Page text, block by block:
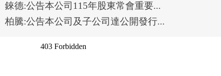
錸德:公告本公司115年股東常會重要...
柏騰:公告本公司及子公司達公開發行...